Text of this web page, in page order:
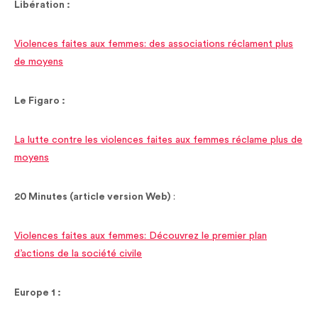
Libération :
Violences faites aux femmes: des associations réclament plus
de moyens
Le Figaro :
La lutte contre les violences faites aux femmes réclame plus de
moyens
20 Minutes (article version Web) :
Violences faites aux femmes: Découvrez le premier plan
d’actions de la société civile
Europe 1 :